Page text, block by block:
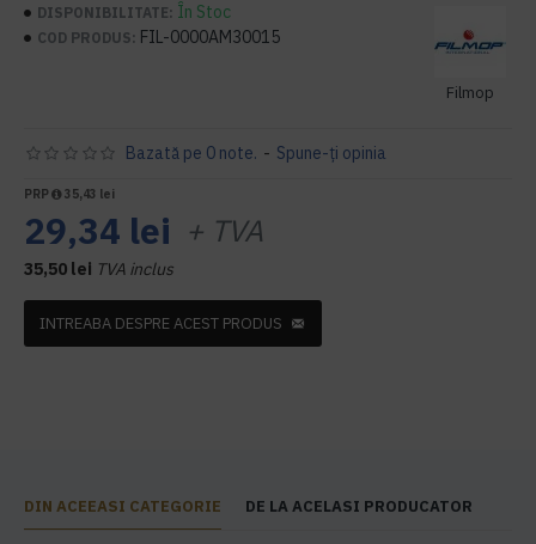
DISPONIBILITATE: În Stoc
COD PRODUS: FIL-0000AM30015
Filmop
Bazată pe 0 note. - Spune-ţi opinia
PRP 35,43 lei
29,34 lei + TVA
35,50 lei TVA inclus
INTREABA DESPRE ACEST PRODUS
DIN ACEEASI CATEGORIE DE LA ACELASI PRODUCATOR